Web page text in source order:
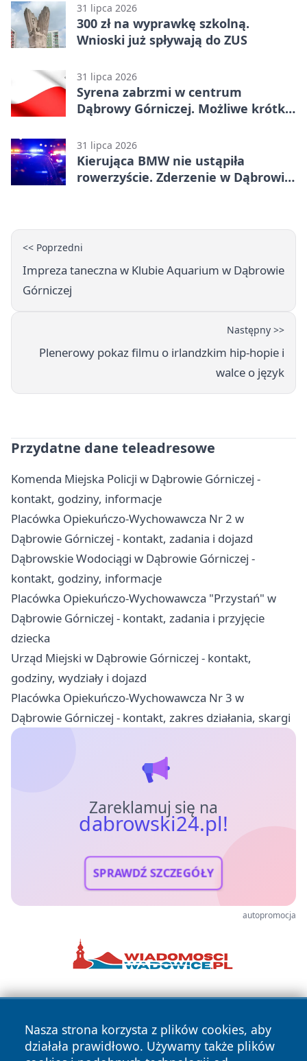
31 lipca 2026
300 zł na wyprawkę szkolną.
Wnioski już spływają do ZUS
31 lipca 2026
Syrena zabrzmi w centrum
Dąbrowy Górniczej. Możliwe krótkie
31 lipca 2026
Kierująca BMW nie ustąpiła
rowerzyście. Zderzenie w Dąbrowie
<< Poprzedni
Impreza taneczna w Klubie Aquarium w Dąbrowie
Górniczej
Następny >>
Plenerowy pokaz filmu o irlandzkim hip-hopie i
walce o język
Przydatne dane teleadresowe
Komenda Miejska Policji w Dąbrowie Górniczej -
kontakt, godziny, informacje
Placówka Opiekuńczo-Wychowawcza Nr 2 w
Dąbrowie Górniczej - kontakt, zadania i dojazd
Dąbrowskie Wodociągi w Dąbrowie Górniczej -
kontakt, godziny, informacje
Placówka Opiekuńczo-Wychowawcza "Przystań" w
Dąbrowie Górniczej - kontakt, zadania i przyjęcie
dziecka
Urząd Miejski w Dąbrowie Górniczej - kontakt,
godziny, wydziały i dojazd
Placówka Opiekuńczo-Wychowawcza Nr 3 w
Dąbrowie Górniczej - kontakt, zakres działania, skargi
Zareklamuj się na
dabrowski24.pl!
SPRAWDŹ SZCZEGÓŁY
autopromocja
Nasza strona korzysta z plików cookies, aby
działała prawidłowo. Używamy także plików